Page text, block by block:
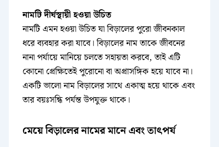
নামটি দীর্ঘস্থায়ী হওয়া উচিত
নামটি এমন হওয়া উচিত যা বিড়ালের পুরো জীবনকাল
ধরে ব্যবহার করা যাবে। বিড়ালের নাম তাকে জীবনের
নানা পর্যায়ে মানিয়ে চলতে সহায়তা করবে, তাই এটি
কোনো প্রেক্ষিতেই পুরোনো বা অপ্রাসঙ্গিক হয়ে যাবে না।
একটি ভালো নাম বিড়ালের সাথে একাত্ম হয়ে থাকে এবং
তার বয়ঃসন্ধি পর্যন্ত উপযুক্ত থাকে।
মেয়ে বিড়ালের নামের মানে এবং তাৎপর্য